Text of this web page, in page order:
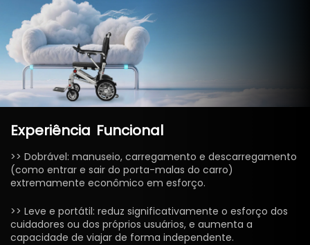
Experiência Funcional
>> Dobrável: manuseio, carregamento e descarregamento
(como entrar e sair do porta-malas do carro)
extremamente econômico em esforço.
>> Leve e portátil: reduz significativamente o esforço dos
cuidadores ou dos próprios usuários, e aumenta a
capacidade de viajar de forma independente.